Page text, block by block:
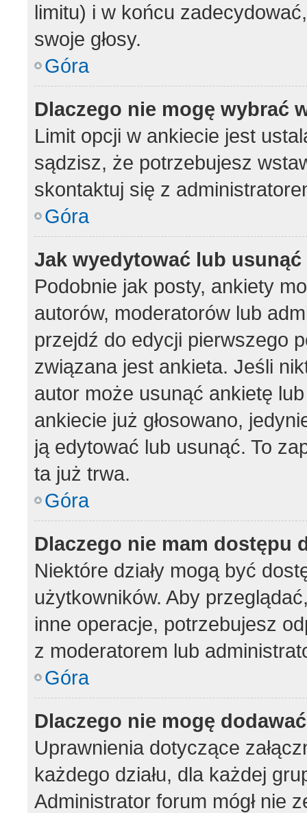
limitu) i w końcu
swoje głosy.
Góra
Dlaczego nie mogę wybrać
Limit opcji w ankiecie jest
sądzisz, że potrzebujesz
skontaktuj się z
Góra
Jak wyedytować lub usunąć
Podobnie jak posty, ankiety
autorów, moderatorów lub
przejdź do edycji pierwszego
związana jest ankieta. Jeśli
autor może usunąć ankietę
ankiecie już głosowano,
ją edytować lub usunąć. To
ta już trwa.
Góra
Dlaczego nie mam dostępu
Niektóre działy mogą być
użytkowników. Aby
inne operacje, potrzebujesz
z moderatorem lub
Góra
Dlaczego nie mogę
Uprawnienia dotyczące
każdego działu, dla każdej
Administrator forum mógł nie